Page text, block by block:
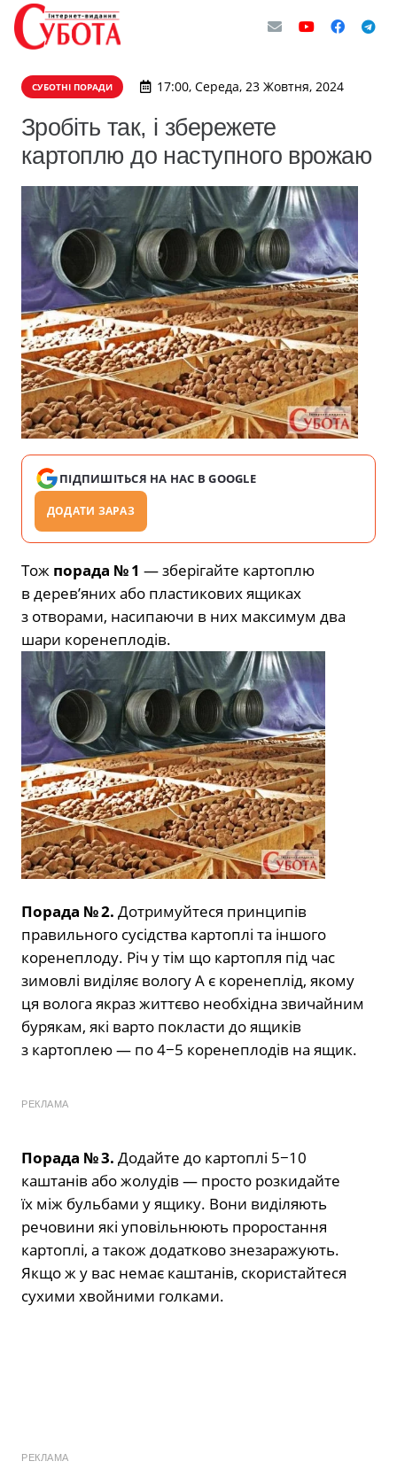
СУБОТНІ ПОРАДИ 17:00, Середа, 23 Жовтня, 2024
Зробіть так, і збережете
картоплю до наступного врожаю
ПІДПИШІТЬСЯ НА НАС В GOOGLE
ДОДАТИ ЗАРАЗ
Тож порада № 1 — зберігайте картоплю
в дерев’яних або пластикових ящиках
з отворами, насипаючи в них максимум два
шари коренеплодів.
Порада № 2. Дотримуйтеся принципів
правильного сусідства картоплі та іншого
коренеплоду. Річ у тім що картопля під час
зимовлі виділяє вологу А є коренеплід, якому
ця волога якраз життєво необхідна звичайним
бурякам, які варто покласти до ящиків
з картоплею — по 4−5 коренеплодів на ящик.
РЕКЛАМА
Порада № 3. Додайте до картоплі 5−10
каштанів або жолудів — просто розкидайте
їх між бульбами у ящику. Вони виділяють
речовини які уповільнюють проростання
картоплі, а також додатково знезаражують.
Якщо ж у вас немає каштанів, скористайтеся
сухими хвойними голками.
РЕКЛАМА